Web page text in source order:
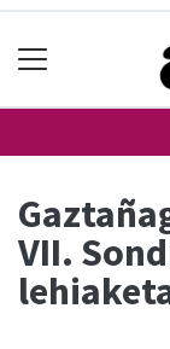
VII.